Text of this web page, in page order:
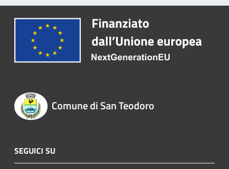
Comune di San Teodoro
SEGUICI SU